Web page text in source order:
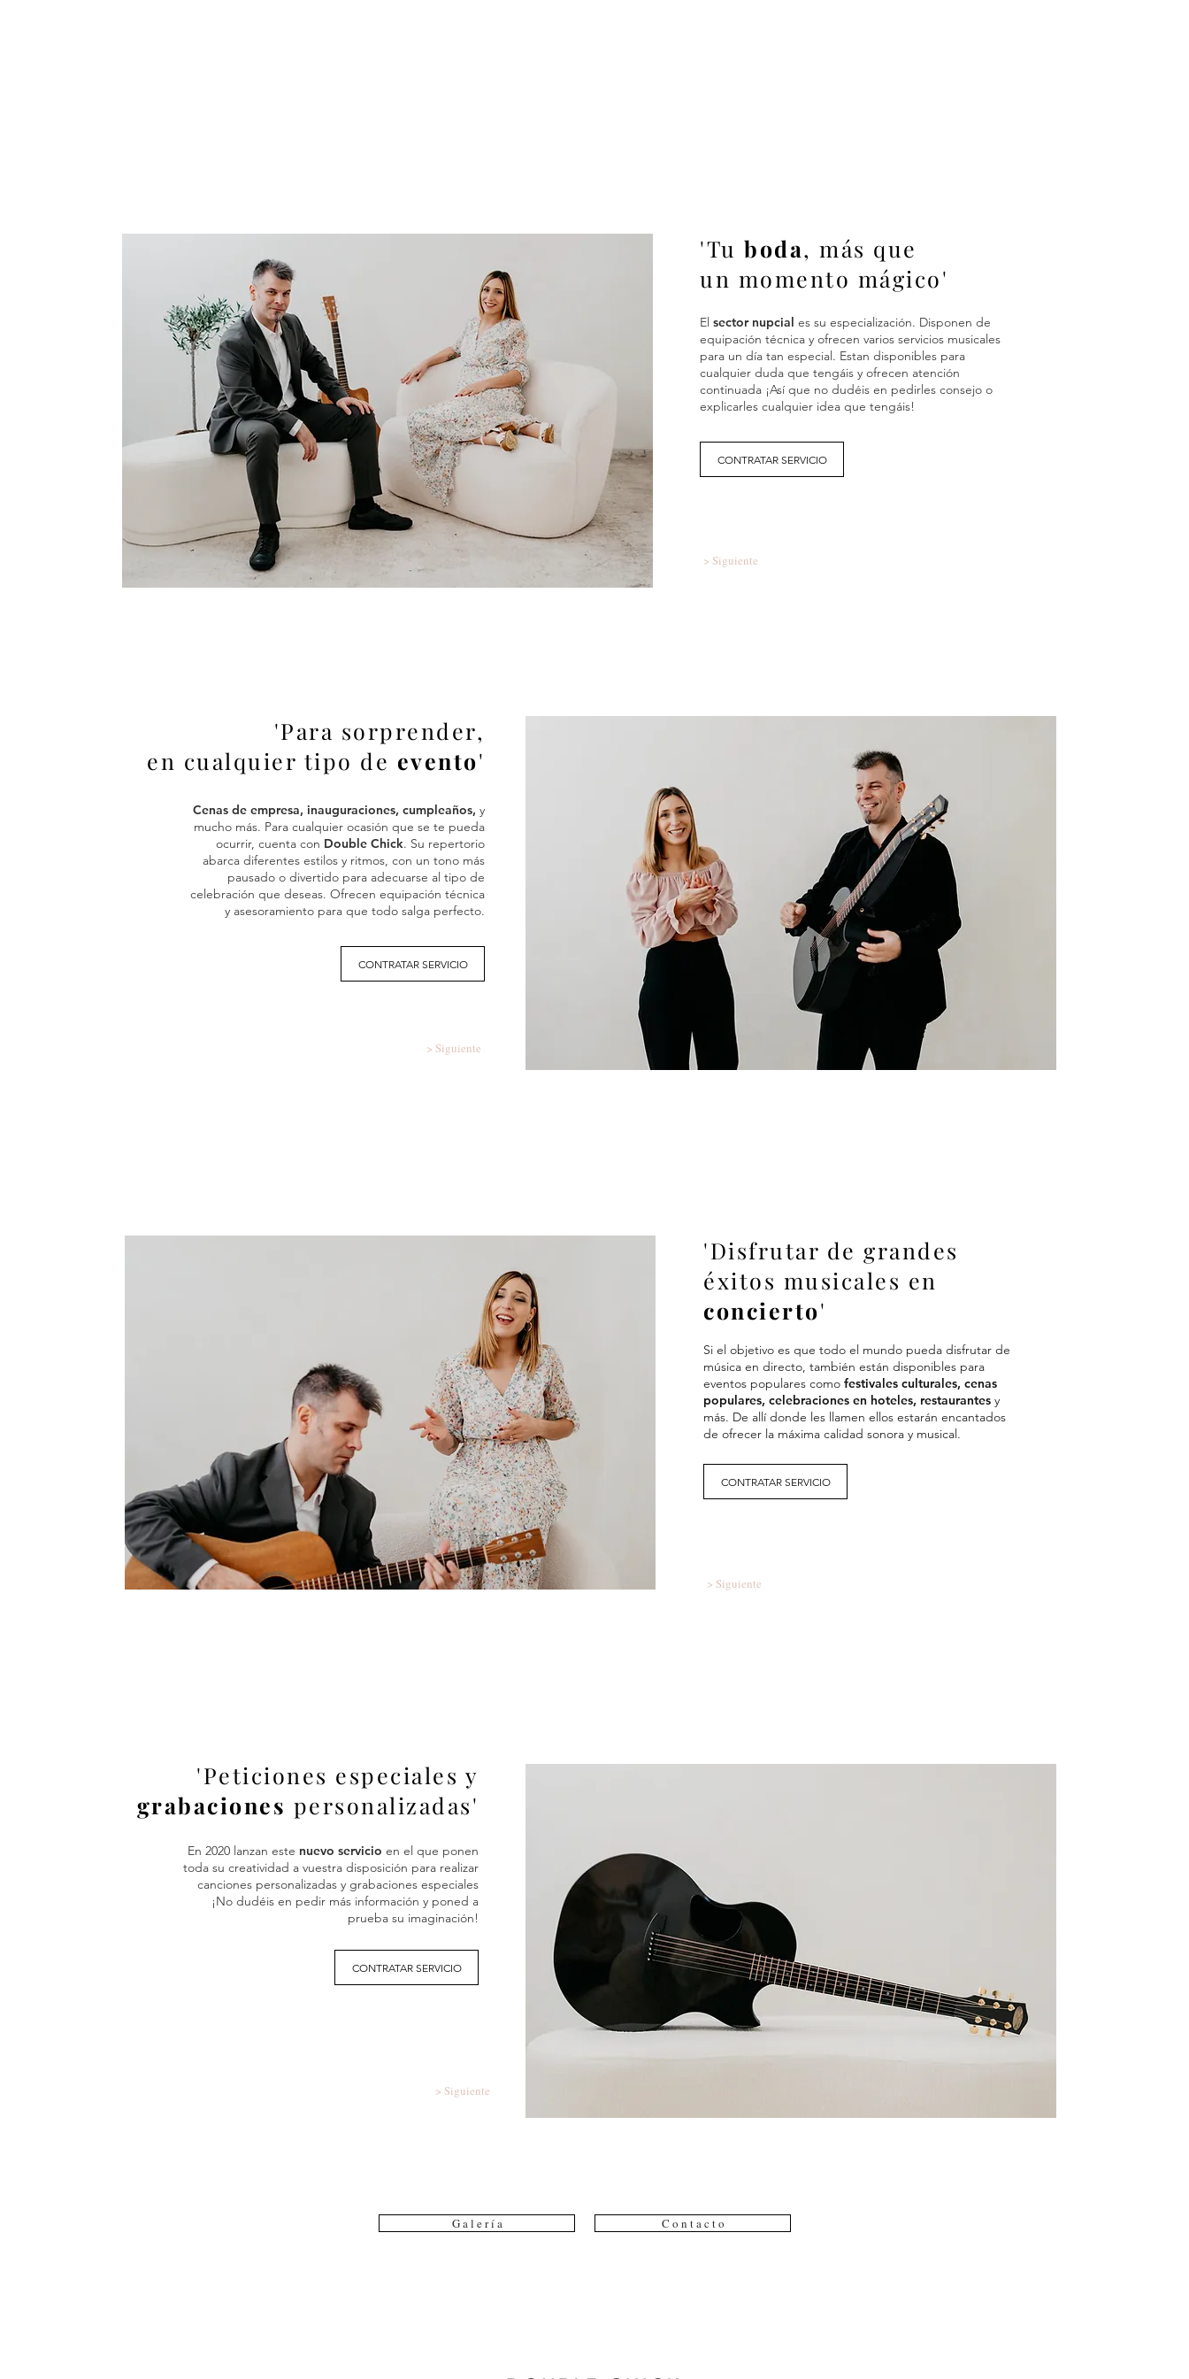
'Tu boda, más que
un momento mágico'
El sector nupcial es su especialización. Disponen de
equipación técnica y ofrecen varios servicios musicales
para un día tan especial. Estan disponibles para
cualquier duda que tengáis y ofrecen atención
continuada ¡Así que no dudéis en pedirles consejo o
explicarles cualquier idea que tengáis!
CONTRATAR SERVICIO
> Siguiente
'Para sorprender,
en cualquier tipo de evento'
Cenas de empresa, inauguraciones, cumpleaños, y
mucho más. Para cualquier ocasión que se te pueda
ocurrir, cuenta con Double Chick. Su repertorio
abarca diferentes estilos y ritmos, con un tono más
pausado o divertido para adecuarse al tipo de
celebración que deseas. Ofrecen equipación técnica
y asesoramiento para que todo salga perfecto.
CONTRATAR SERVICIO
> Siguiente
'Disfrutar de grandes
éxitos musicales en
concierto'
Si el objetivo es que todo el mundo pueda disfrutar de
música en directo, también están disponibles para
eventos populares como festivales culturales, cenas
populares, celebraciones en hoteles, restaurantes y
más. De allí donde les llamen ellos estarán encantados
de ofrecer la máxima calidad sonora y musical.
CONTRATAR SERVICIO
> Siguiente
'Peticiones especiales y
grabaciones personalizadas'
En 2020 lanzan este nuevo servicio en el que ponen
toda su creatividad a vuestra disposición para realizar
canciones personalizadas y grabaciones especiales
¡No dudéis en pedir más información y poned a
prueba su imaginación!
CONTRATAR SERVICIO
> Siguiente
G a l e r í a C o n t a c t o